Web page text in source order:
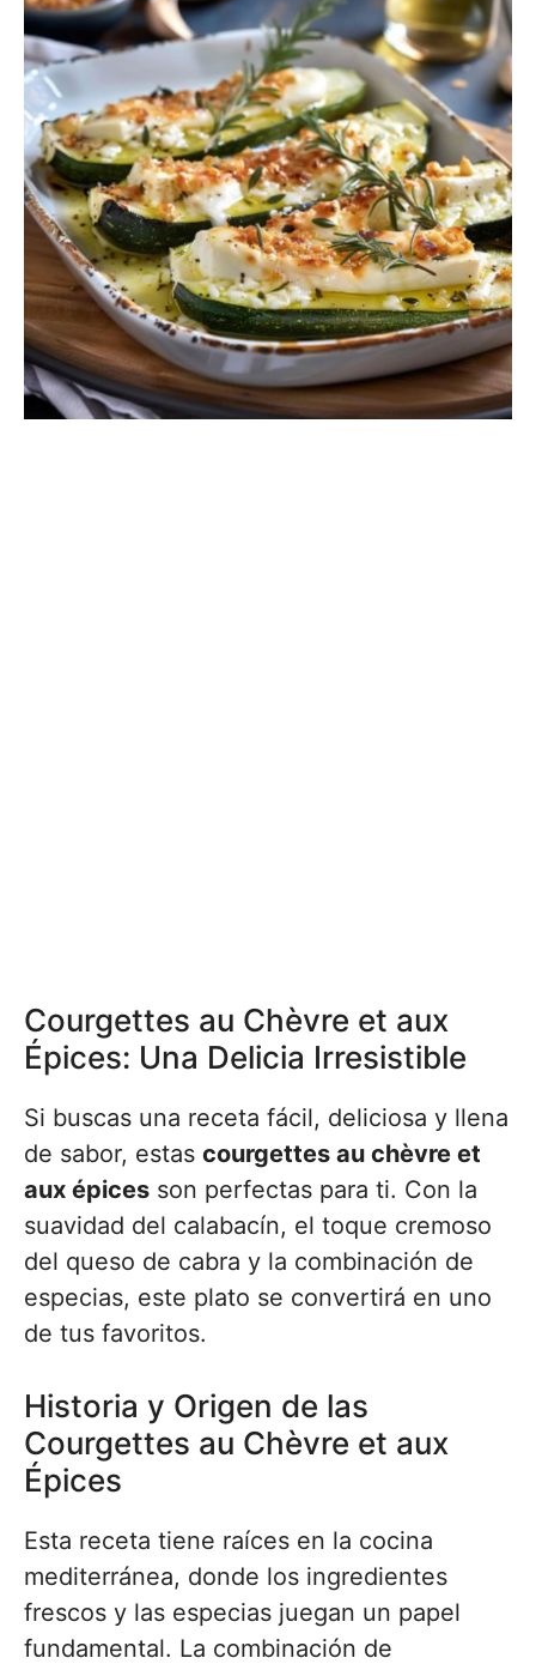
Courgettes au Chèvre et aux
Épices: Una Delicia Irresistible
Si buscas una receta fácil, deliciosa y llena
de sabor, estas courgettes au chèvre et
aux épices son perfectas para ti. Con la
suavidad del calabacín, el toque cremoso
del queso de cabra y la combinación de
especias, este plato se convertirá en uno
de tus favoritos.
Historia y Origen de las
Courgettes au Chèvre et aux
Épices
Esta receta tiene raíces en la cocina
mediterránea, donde los ingredientes
frescos y las especias juegan un papel
fundamental. La combinación de